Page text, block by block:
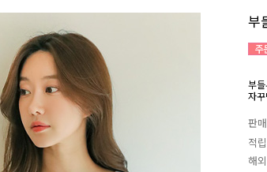
부
부
자
판
적
해